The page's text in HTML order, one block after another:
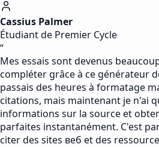
Cassius Palmer
Étudiant de Premier Cycle
“
Mes essais sont devenus
compléter grâce à ce générateur
passais des heures à formatage
citations, mais maintenant je n'ai
informations sur la source et
parfaites instantanément. C'est
citer des sites веб et des